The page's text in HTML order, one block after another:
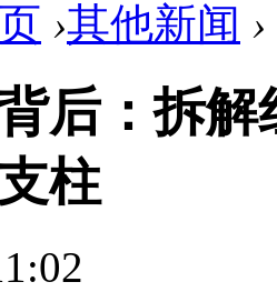
›其他新闻 ›
后：拆解
柱